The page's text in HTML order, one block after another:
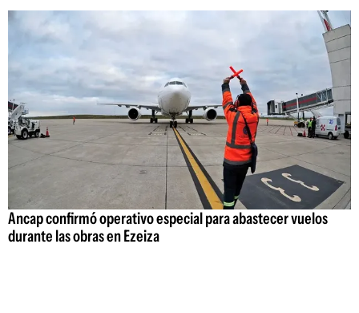
Ancap confirmó operativo especial para abastecer vuelos
durante las obras en Ezeiza